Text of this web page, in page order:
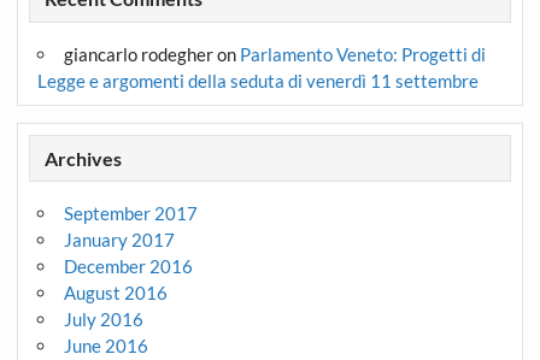
giancarlo rodegheron Parlamento Veneto: Progetti di
Legge e argomenti della seduta di venerdì 11 settembre
Archives
September 2017
January 2017
December 2016
August 2016
July 2016
June 2016